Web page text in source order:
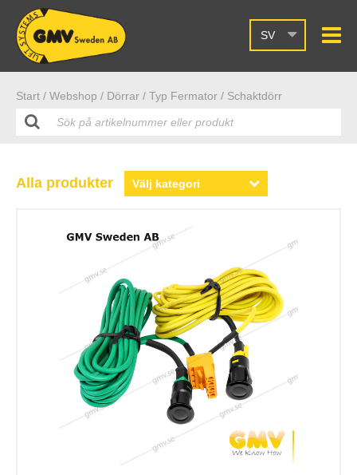
SV
Start / Webshop / Dörrar / Typ Fermator / Schaktdörr
Alla produkter